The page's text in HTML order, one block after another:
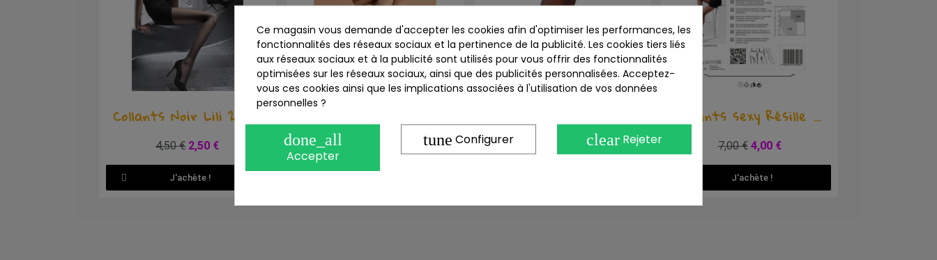
Collants Noir Lili 20 DEN
4,50 € 2,50 €
J'achète !
3,50 €
Collants sexy Résille TI020 - Blanc
7,00 € 4,00 €
J'achète !
Ce magasin vous demande d'accepter les cookies afin d'optimiser les performances, les
fonctionnalités des réseaux sociaux et la pertinence de la publicité. Les cookies tiers liés
aux réseaux sociaux et à la publicité sont utilisés pour vous offrir des fonctionnalités
optimisées sur les réseaux sociaux, ainsi que des publicités personnalisées. Acceptez-
vous ces cookies ainsi que les implications associées à l'utilisation de vos données
personnelles ?
done_all
Accepter
tune Configurer clear Rejeter